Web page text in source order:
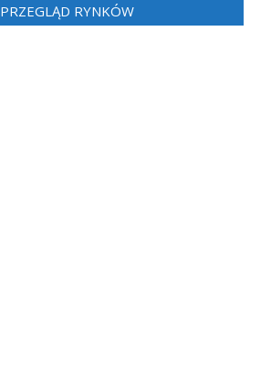
PRZEGLĄD RYNKÓW